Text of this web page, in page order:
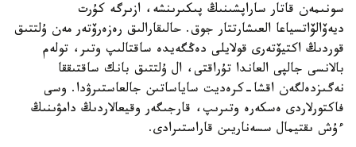
سونىمەن قاتار ساراپشىنىڭ پىكىرىنشە، ازىرگە كۇرت
ديەۆالۆاتسياعا العىشارتتار جوق. حالىقارالىق رەزەرۆتەر مەن ۇلتتىق
قوردىڭ اكتيۆتەرى قولايلى دەڭگەيدە ساقتالىپ وتىر، تولەم
بالانسى جالپى العاندا تۇراقتى، ال ۇلتتىق بانك ساقتىققا
نەگىزدەلگەن اقشا-كرەديت ساياساتىن جالعاستىرۋدا. وسى
فاكتورلاردى ەسكەرە وتىرىپ، قارجىگەر وقيعالاردىڭ دامۋىنىڭ
ءۇش ىقتيمال سسەناريىن قاراستىرادى.